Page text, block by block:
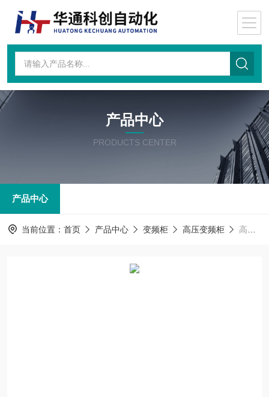
产品中心
PRODUCTS CENTER
产品中心
当前位置： 首页 产品中心 变频柜 高压变频柜 高压变频柜HIVERT-Y06/061P